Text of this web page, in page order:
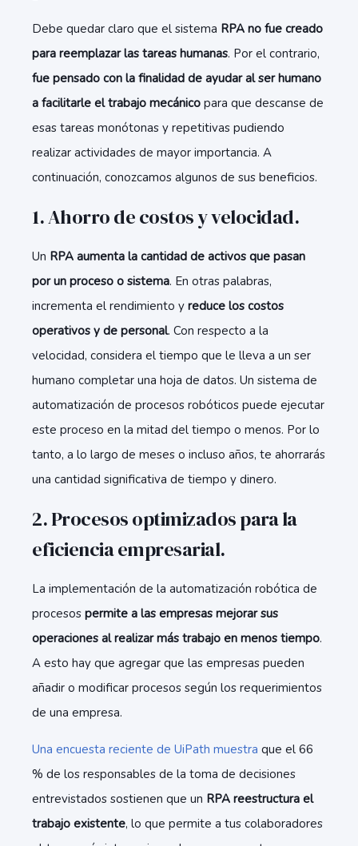
Debe quedar claro que el sistema RPA no fue creado
para reemplazar las tareas humanas. Por el contrario,
fue pensado con la finalidad de ayudar al ser humano
a facilitarle el trabajo mecánico para que descanse de
esas tareas monótonas y repetitivas pudiendo
realizar actividades de mayor importancia. A
continuación, conozcamos algunos de sus beneficios.
1. Ahorro de costos y velocidad.
Un RPA aumenta la cantidad de activos que pasan
por un proceso o sistema. En otras palabras,
incrementa el rendimiento y reduce los costos
operativos y de personal. Con respecto a la
velocidad, considera el tiempo que le lleva a un ser
humano completar una hoja de datos. Un sistema de
automatización de procesos robóticos puede ejecutar
este proceso en la mitad del tiempo o menos. Por lo
tanto, a lo largo de meses o incluso años, te ahorrarás
una cantidad significativa de tiempo y dinero.
2. Procesos optimizados para la
eficiencia empresarial.
La implementación de la automatización robótica de
procesos permite a las empresas mejorar sus
operaciones al realizar más trabajo en menos tiempo.
A esto hay que agregar que las empresas pueden
añadir o modificar procesos según los requerimientos
de una empresa.
Una encuesta reciente de UiPath muestra que el 66
% de los responsables de la toma de decisiones
entrevistados sostienen que un RPA reestructura el
trabajo existente, lo que permite a tus colaboradores